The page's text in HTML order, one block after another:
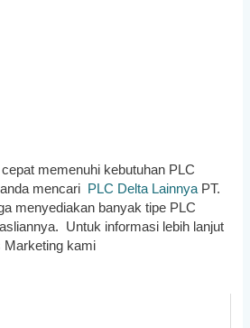
memenuhi kebutuhan PLC
mencari PLC Delta Lainnya PT.
menyediakan banyak tipe PLC
Untuk informasi lebih lanjut
Marketing kami